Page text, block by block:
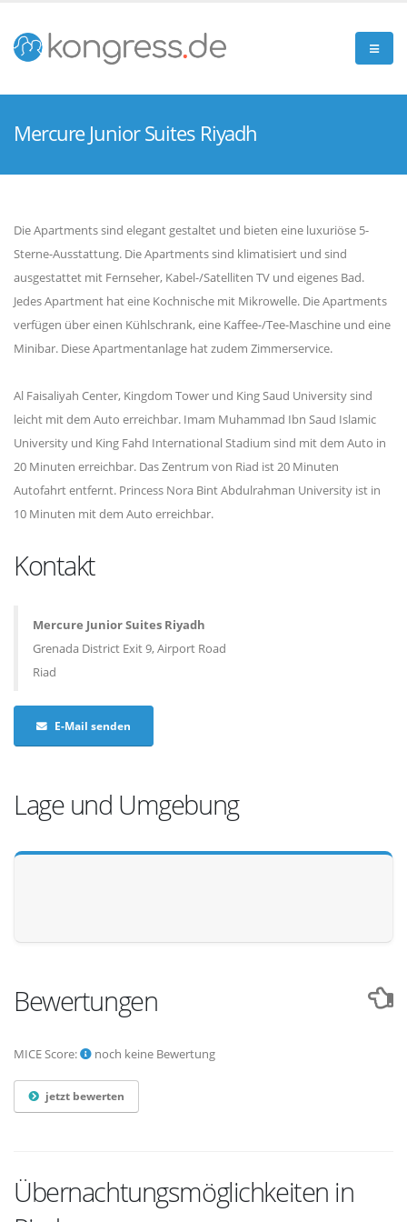
Mercure Junior Suites Riyadh
Die Apartments sind elegant gestaltet und bieten eine luxuriöse 5-
Sterne-Ausstattung. Die Apartments sind klimatisiert und sind
ausgestattet mit Fernseher, Kabel-/Satelliten TV und eigenes Bad.
Jedes Apartment hat eine Kochnische mit Mikrowelle. Die Apartments
verfügen über einen Kühlschrank, eine Kaffee-/Tee-Maschine und eine
Minibar. Diese Apartmentanlage hat zudem Zimmerservice.
Al Faisaliyah Center, Kingdom Tower und King Saud University sind
leicht mit dem Auto erreichbar. Imam Muhammad Ibn Saud Islamic
University und King Fahd International Stadium sind mit dem Auto in
20 Minuten erreichbar. Das Zentrum von Riad ist 20 Minuten
Autofahrt entfernt. Princess Nora Bint Abdulrahman University ist in
10 Minuten mit dem Auto erreichbar.
Kontakt
Mercure Junior Suites Riyadh
Grenada District Exit 9, Airport Road
Riad
E-Mail senden
Lage und Umgebung
Bewertungen
MICE Score: noch keine Bewertung
jetzt bewerten
Übernachtungsmöglichkeiten in